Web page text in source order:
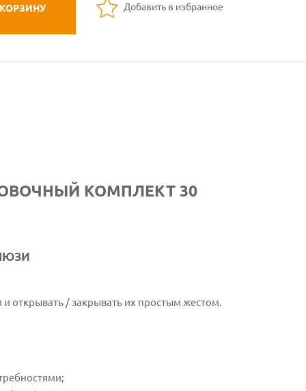
Добавить в избранное
КОМПЛЕКТ 30
открывать / закрывать их простым жестом.